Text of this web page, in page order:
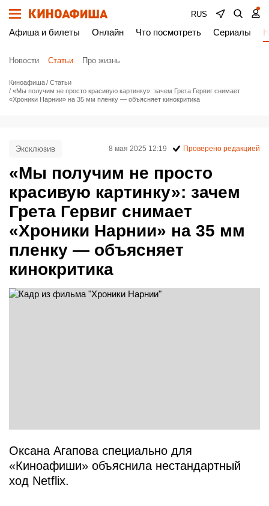
RUS
Афиша и билеты Онлайн Что посмотреть Сериалы
Новости Статьи Про жизнь
Киноафиша
Статьи
«Мы получим не просто красивую картинку»: зачем Грета Гервиг снимает
«Хроники Нарнии» на 35 мм пленку — объясняет кинокритика
«Мы получим не просто
красивую картинку»: зачем
Грета Гервиг снимает
«Хроники Нарнии» на 35 мм
пленку — объясняет
кинокритика
Эксклюзив 8 мая 2025 12:19 Проверено редакцией
Оксана Агапова специально для
«Киноафиши» объяснила нестандартный
ход Netflix.